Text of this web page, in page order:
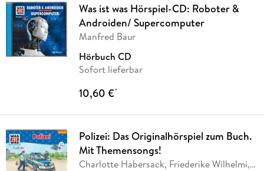
Was ist was Hörspiel-CD: Roboter &
Androiden/ Supercomputer
Manfred Baur
Hörbuch CD
Sofort lieferbar
10,60 €*
Polizei: Das Originalhörspiel zum Buch.
Mit Themensongs!
Charlotte Habersack, Friederike Wilhelmi,…